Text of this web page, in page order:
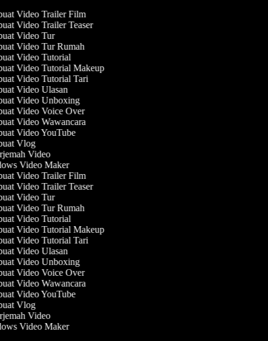
Video Trailer Film
Video Trailer Teaser
Video Tur
Video Tur Rumah
Video Tutorial
Video Tutorial Makeup
Video Tutorial Tari
Video Ulasan
Video Unboxing
Video Voice Over
Video Wawancara
Video YouTube
Vlog
Video
Video Maker
Video Trailer Film
Video Trailer Teaser
Video Tur
Video Tur Rumah
Video Tutorial
Video Tutorial Makeup
Video Tutorial Tari
Video Ulasan
Video Unboxing
Video Voice Over
Video Wawancara
Video YouTube
Vlog
Video
Video Maker